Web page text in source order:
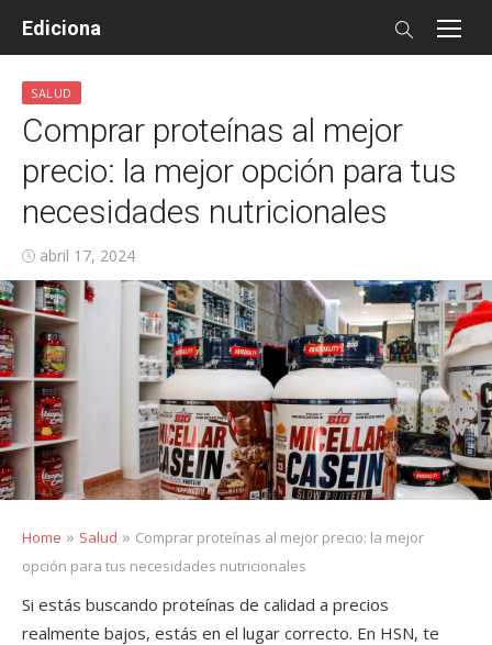
Ediciona
SALUD
Comprar proteínas al mejor
precio: la mejor opción para tus
necesidades nutricionales
Posted
on
abril 17, 2024
Home » Salud » Comprar proteínas al mejor precio: la mejor
opción para tus necesidades nutricionales
Si estás buscando proteínas de calidad a precios
realmente bajos, estás en el lugar correcto. En HSN, te